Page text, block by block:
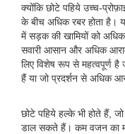
क्योंकि छोटे पहिये उच्च-
के बीच अधिक रबर होता है।
में सड़क की खामियों को
सवारी आसान और अधिक
लिए विशेष रूप से महत्वपूर्ण
हैं या जो प्रदर्शन से अधिक
छोटे पहिये हल्के भी होते हैं,
डाल सकते हैं। कम वजन का